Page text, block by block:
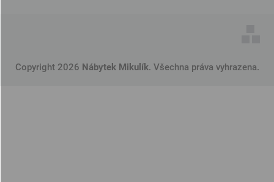
Copyright 2026 Nábytek Mikulík. Všechna práva vyhrazena.